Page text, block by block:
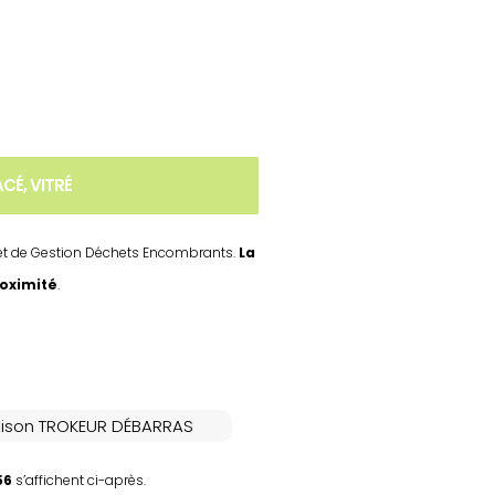
VITRÉ
de Gestion Déchets Encombrants. La
.
DÉBARRAS
s’affichent ci-après.